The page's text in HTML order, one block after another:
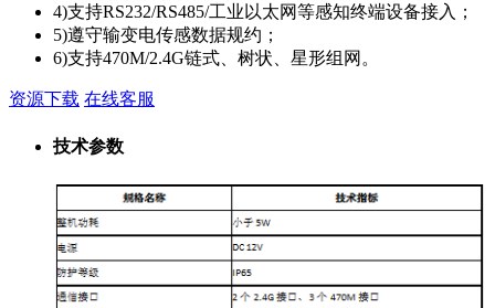
4)支持RS232/RS485/工业以太网等感知终端设备接入；
5)遵守输变电传感数据规约；
6)支持470M/2.4G链式、树状、星形组网。
资源下载 在线客服
技术参数